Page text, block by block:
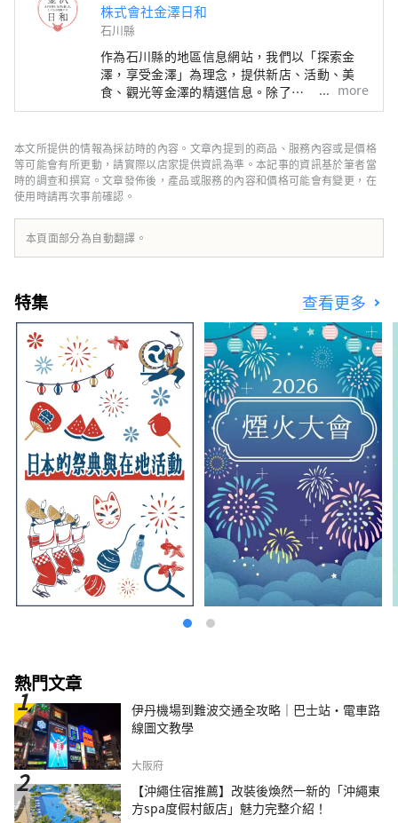
株式會社金澤日和
石川縣
作為石川縣的地區信息網站，我們以「探索金
澤，享受金澤」為理念，提供新店、活動、美
食、觀光等金澤的精選信息。除了
「SmartNews」、「goo news」等日本國內媒
等海外媒體合作，向世界廣泛傳播石川縣的魅
力。
more
本文所提供的情報為採訪時的內容。文章內提到的商品、服務內容或是價格
等可能會有所更動，請實際以店家提供資訊為準。本記事的資訊基於筆者當
時的調查和撰寫。文章發佈後，產品或服務的內容和價格可能會有變更，在
使用時請再次事前確認。
本頁面部分為自動翻譯。
特集 查看更多
熱門文章
伊丹機場到難波交通全攻略｜巴士站・電車路
線圖文教學
大阪府
【沖繩住宿推薦】改裝後煥然一新的「沖繩東
方spa度假村飯店」魅力完整介紹！